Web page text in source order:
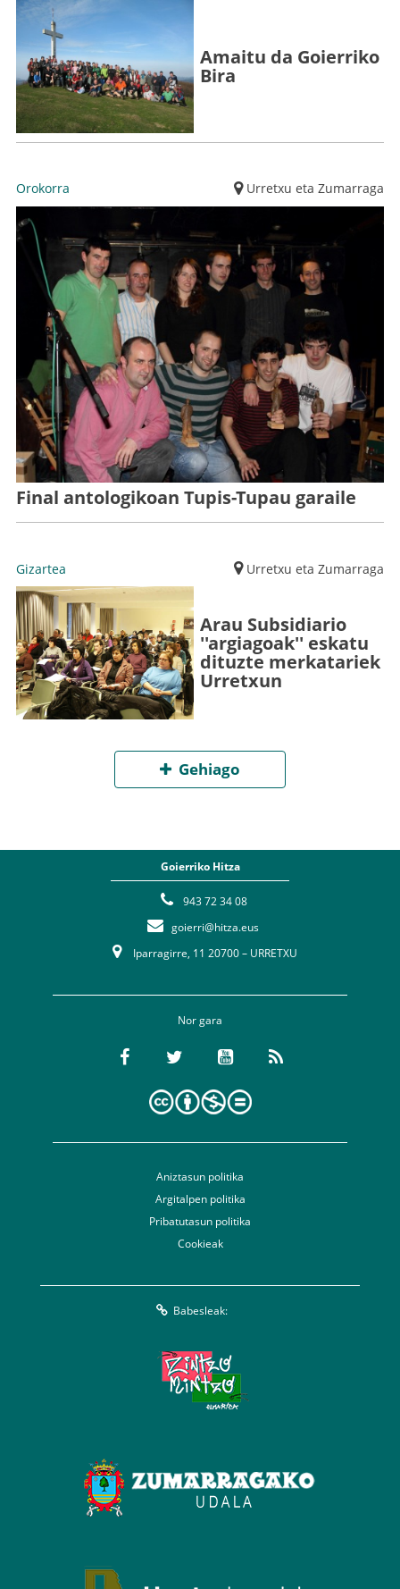
Amaitu da Goierriko
Bira
Orokorra Urretxu eta Zumarraga
Final antologikoan Tupis-Tupau garaile
Gizartea Urretxu eta Zumarraga
Arau Subsidiario
''argiagoak'' eskatu
dituzte merkatariek
Urretxun
Gehiago
Goierriko Hitza
943 72 34 08
goierri@hitza.eus
Iparragirre, 11 20700 – URRETXU
Nor gara
Aniztasun politika
Argitalpen politika
Pribatutasun politika
Cookieak
Babesleak: